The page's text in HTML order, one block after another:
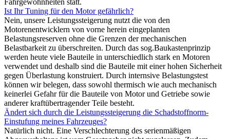
Fahrgewohnheiten statt.
Ist Ihr Tuning für den Motor gefährlich?
Nein, unsere Leistungssteigerung nutzt die von den
Motorenentwicklern von vorne herein eingeplanten
Belastungsreserven ohne die Grenzen der mechanischen
Belastbarkeit zu überschreiten. Durch das sog.Baukastenprinzip
werden heute viele Bauteile in unterschiedlich stark en Motoren
verwendet und deshalb sind die Bauteile mit einer hohen Sicherheit
gegen Überlastung konstruiert. Durch internsive Belastungstest
können wir belegen, dass sowohl thermisch wie auch mechanisch
keinerlei Gefahr für die Bauteile von Motor und Getriebe sowie
anderer kraftübertragender Teile besteht.
Ändert sich durch die Leistungssteigerung die Schadstoffnorm-
Einstufung meines Fahrzeuges?
Natürlich nicht. Eine Verschlechterung des serienmäßigen